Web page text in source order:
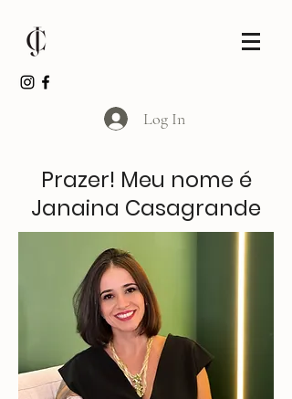
Log In
Prazer! Meu nome é
Janaina Casagrande